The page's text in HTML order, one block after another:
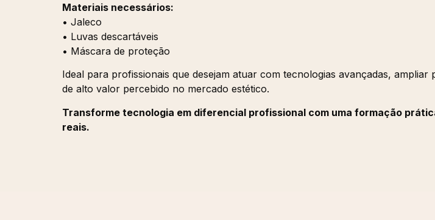
Materiais necessários:
• Jaleco
• Luvas descartáveis
• Máscara de proteção
Ideal para profissionais que desejam atuar com tecnologias avançadas,
de alto valor percebido no mercado estético.
Transforme tecnologia em diferencial profissional com uma formação
reais.